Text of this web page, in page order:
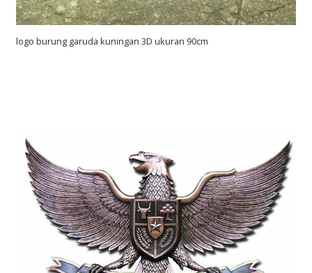
logo burung garuda kuningan 3D ukuran 90cm